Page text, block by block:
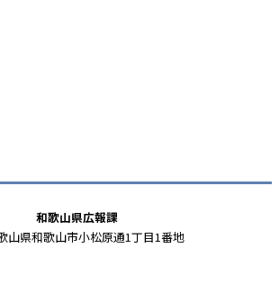
和歌山県広報課
県和歌山市小松原通1丁目1番地